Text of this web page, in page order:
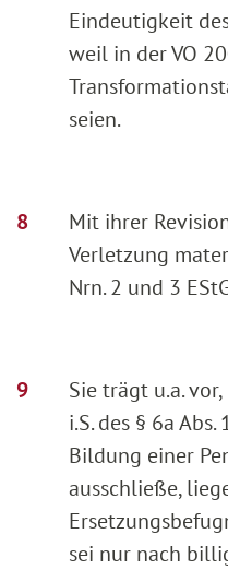
Eindeutigkeit
weil in der VO
seien.
Mit ihrer
Verletzung
Nrn. 2 und 3
Sie trägt u.a.
i.S. des § 6a Abs.
Bildung einer
ausschließe,
sei nur nach